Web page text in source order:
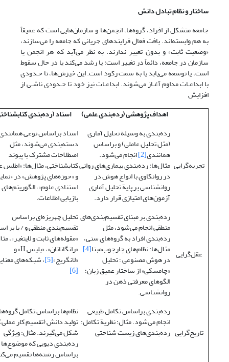
ساختار و نظام تبادل دانش
جامعه متشکل از افراد، گروه‌ها، انجمن‌ها و سازمان‌هایی است که عمیقاً
به هم وابسته‌اند. بافت فعال فرایندهای جریانی که جامعه را می‌سازند،
«وضعیت ثابت» و بدون تغییر ندارند. به نظر می‌آید که هر انجمن یا
سازمان در جامعه، دائماً در تغییر است: یا رشد می‌کند یا در حال سقوط
است، یا توسعه می‌یابد یا به سمت رکود است. این خیزش‌ها، تا حـدودی
با ابداعـات مداوم آغـاز می‌شوند. ابداعـات نیز خود تا حـدودی ناشـی از
افزایش
اهداف پژوهشی (رده‌بندی علمی)
اسناد (رده‌بندی
تجربه‌گرایی
رده‌بندی به وسیلة تحلیل آماری
(مثل تحلیل عاملی) و براساس
همانندی[2] انجام می‌شود.
مثال‌ها: رده‌بندی بیماری‌های روانی
در روانکاوی با انواع هوش در
روانشناسی بر پایة تحلیل آماری
آزمون‌های امتیازی قرار دارد.
اسناد براساس نوعی
دسته‌بندی می‌شوند، مثل
اصطلاحات مشترک یا پیوند
کتابشناختی، مثال‌ها: «اطلس
و «حوزه‌های پژوهش» در
استنادی علوم»، الگوریتم‌های
بازیابی اطلاعات.
عقل‌‌گرایی
رده‌بندی بر مبنای تقسیم‌بندی‌های
منطقی انجام می‌شود، مثل
رده‌بندی افراد به گروه‌های سنی،
مثال‌ها: نظام‌های چارچوب‌مبنا[4]
در هوش مصنوعی ؛ تحلیل
«چامسکی» از ساختار عمیق زبان؛
الگوهای معرفتی ذهن در
روانشناسی.
تحلیل چهریزه‌ای براساس
تقسیم‌بندی منطقی و / یا بر
«مقوله‌های ثابت و لایتغیر»،
«رانگاناتان»، «بلیس II» و
«لانگریج»[5] ، شبکه‌های
[6]
تاریخ‌‌گرایی
رده‌بندی براساس تکامل طبیعی
انجام می‌شود. مثال: نظریة تکامل:
رده‌بندی‌های زیست شناختی
نظام‌ها براساس تکامل
تولید دانش (تقسیم کار
شکل می‌گیرند. مثال: ویژگی‌
رده‌بندی دیویی که موضوع‌ها
براساس رشته‌ها تقسیم